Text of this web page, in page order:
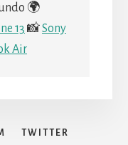
🌍
13 📸Sony
Air
TWITTER